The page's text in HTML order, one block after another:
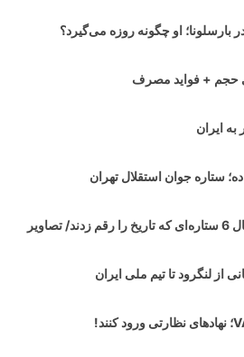
بارسلونا؛ او چگونه روزه می‌گیرد؟
حجم + فواید مصرف
ایران
ستاره جوان استقلال تهران
از لنگرود تا تیم ملی ایران